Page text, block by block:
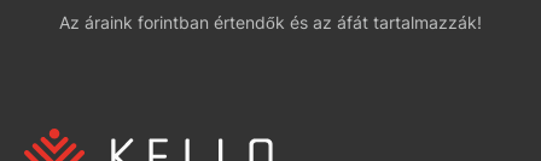
Az áraink forintban értendők és az áfát tartalmazzák!